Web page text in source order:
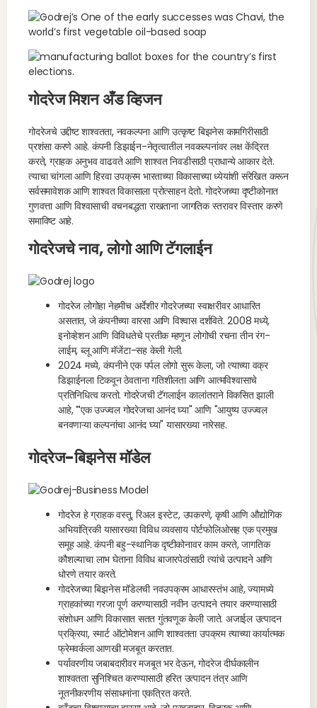
गोदरेज मिशन अँड व्हिजन
गोदरेजचे उद्दीष्ट शाश्वतता, नवकल्पना आणि उत्कृष्ट बिझनेस कामगिरीसाठी
प्रशंसा करणे आहे. कंपनी डिझाईन-नेतृत्वातील नवकल्पनांवर लक्ष केंद्रित
करते, ग्राहक अनुभव वाढवते आणि शाश्वत निवडीसाठी प्राधान्ये आकार देते.
त्याचा चांगला आणि हिरवा उपक्रम भारताच्या विकासाच्या ध्येयांशी संरेखित करून
सर्वसमावेशक आणि शाश्वत विकासाला प्रोत्साहन देतो. गोदरेजच्या दृष्टीकोनात
गुणवत्ता आणि विश्वासाची वचनबद्धता राखताना जागतिक स्तरावर विस्तार करणे
समाविष्ट आहे.
गोदरेजचे नाव, लोगो आणि टॅगलाईन
गोदरेज लोगोहा नेहमीच अर्देशीर गोदरेजच्या स्वाक्षरीवर आधारित
असतात, जे कंपनीच्या वारसा आणि विश्वास दर्शविते. 2008 मध्ये,
इनोव्हेशन आणि विविधतेचे प्रतीक म्हणून लोगोची रचना तीन रंग-
लाईम, ब्लू आणि मॅजेंटा-सह केली गेली.
2024 मध्ये, कंपनीने एक पर्पल लोगो सुरू केला, जो त्याच्या वक्र
डिझाईनला टिकवून ठेवताना गतिशीलता आणि आत्मविश्वासाचे
प्रतिनिधित्व करतो. गोदरेजची टॅगलाईन कालांतराने विकसित झाली
आहे, "एक उज्ज्वल गोदरेजचा आनंद घ्या" आणि "आयुष्य उज्ज्वल
बनवणाऱ्या कल्पनांचा आनंद घ्या" यासारख्या नारेसह.
गोदरेज-बिझनेस मॉडेल
गोदरेज हे ग्राहक वस्तू, रिअल इस्टेट, उपकरणे, कृषी आणि औद्योगिक
अभियांत्रिकी यासारख्या विविध व्यवसाय पोर्टफोलिओसह एक प्रमुख
समूह आहे. कंपनी बहु-स्थानिक दृष्टीकोनावर काम करते, जागतिक
कौशल्याचा लाभ घेताना विविध बाजारपेठांसाठी त्यांचे उत्पादने आणि
धोरणे तयार करते.
गोदरेजच्या बिझनेस मॉडेलची नवउपक्रम आधारस्तंभ आहे, ज्यामध्ये
ग्राहकांच्या गरजा पूर्ण करण्यासाठी नवीन उत्पादने तयार करण्यासाठी
संशोधन आणि विकासात सतत गुंतवणूक केली जाते. अजाईल उत्पादन
प्रक्रिया, स्मार्ट ऑटोमेशन आणि शाश्वतता उपक्रम त्याच्या कार्यात्मक
फ्रेमवर्कला आणखी मजबूत करतात.
पर्यावरणीय जबाबदारीवर मजबूत भर देऊन, गोदरेज दीर्घकालीन
शाश्वतता सुनिश्चित करण्यासाठी हरित उत्पादन तंत्र आणि
नूतनीकरणीय संसाधनांना एकत्रित करते.